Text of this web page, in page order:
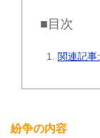
■目次
関連記事:
紛争の内容